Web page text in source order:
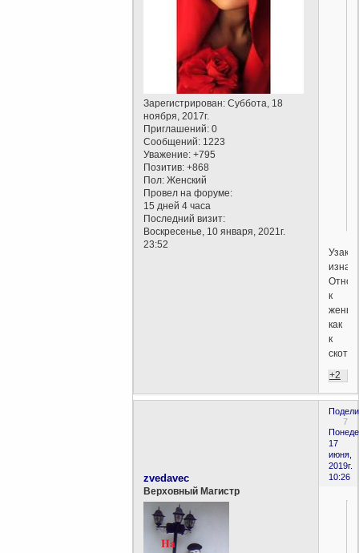
Зарегистрирован: Суббота, 18
ноября, 2017г.
Приглашений: 0
Сообщений: 1223
Уважение: +795
Позитив: +868
Пол: Женский
Провел на форуме:
15 дней 4 часа
Последний визит:
Воскресенье, 10 января, 2021г.
23:52
к
как
к
скоту
+2
7
17
июня,
2019г.
10:26
zvedavec
Верховный Магистр